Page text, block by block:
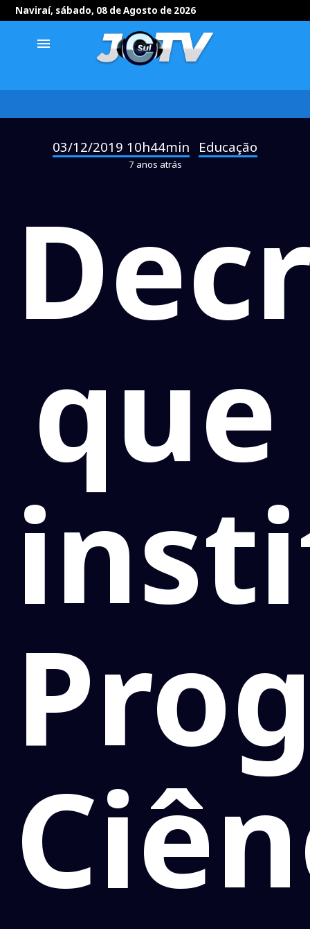
Naviraí, sábado, 08 de Agosto de 2026
menu
03/12/2019 10h44min Educação
7 anos atrás
que